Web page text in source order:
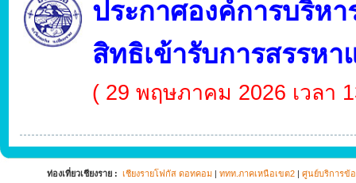
ประกาศองค์การบริห
สิทธิเข้ารับการสรรหา
( 29 พฤษภาคม 2026 เวลา
ท่องเที่ยวเชียงราย : เชียงรายโฟกัส ดอทคอม | ททท.ภาคเหนือเขต2 | ศูนย์บริการข้อ